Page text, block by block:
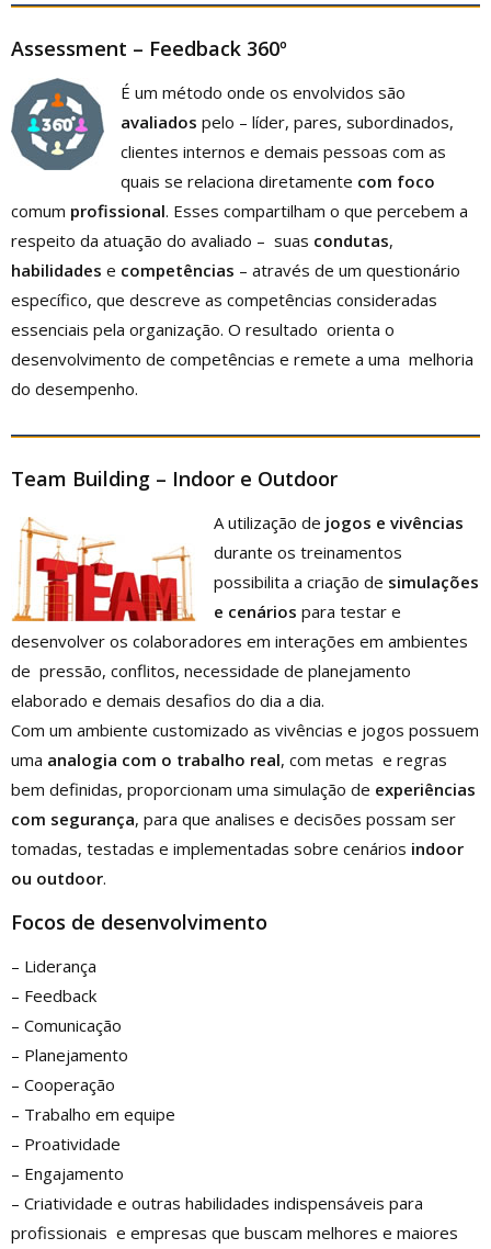
Assessment – Feedback 360º
É um método onde os envolvidos são
avaliados pelo – líder, pares, subordinados,
clientes internos e demais pessoas com as
quais se relaciona diretamente com foco
comum profissional. Esses compartilham o que percebem a
respeito da atuação do avaliado – suas condutas,
habilidades e competências – através de um questionário
específico, que descreve as competências consideradas
essenciais pela organização. O resultado orienta o
desenvolvimento de competências e remete a uma melhoria
do desempenho.
Team Building – Indoor e Outdoor
A utilização de jogos e vivências
durante os treinamentos
possibilita a criação de simulações
e cenários para testar e
desenvolver os colaboradores em interações em ambientes
de pressão, conflitos, necessidade de planejamento
elaborado e demais desafios do dia a dia.
Com um ambiente customizado as vivências e jogos possuem
uma analogia com o trabalho real, com metas e regras
bem definidas, proporcionam uma simulação de experiências
com segurança, para que analises e decisões possam ser
tomadas, testadas e implementadas sobre cenários indoor
ou outdoor.
Focos de desenvolvimento
– Liderança
– Feedback
– Comunicação
– Planejamento
– Cooperação
– Trabalho em equipe
– Proatividade
– Engajamento
– Criatividade e outras habilidades indispensáveis para
profissionais e empresas que buscam melhores e maiores